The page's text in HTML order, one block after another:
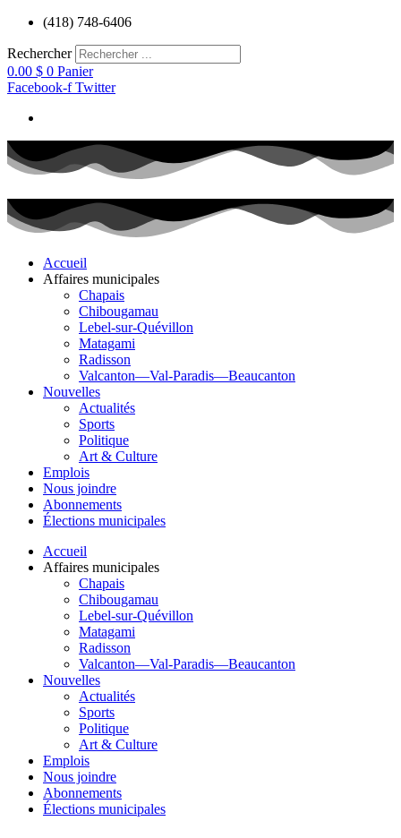
Aller
contenu
(418) 748-6406
Rechercher
0.00 $ 0 Panier
Facebook-f Twitter
Accueil
Affaires municipales
Chapais
Chibougamau
Lebel-sur-Quévillon
Matagami
Radisson
Valcanton—Val-Paradis—Beaucanton
Nouvelles
Actualités
Sports
Politique
Art & Culture
Emplois
Nous joindre
Abonnements
Élections municipales
Accueil
Affaires municipales
Chapais
Chibougamau
Lebel-sur-Quévillon
Matagami
Radisson
Valcanton—Val-Paradis—Beaucanton
Nouvelles
Actualités
Sports
Politique
Art & Culture
Emplois
Nous joindre
Abonnements
Élections municipales